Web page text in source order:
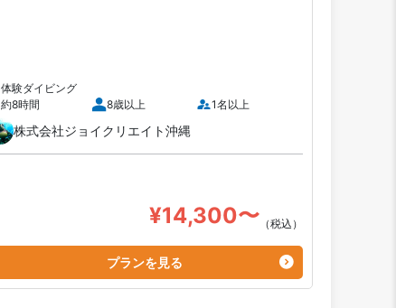
体験ダイビング
約8時間
8歳以上 1名以上
株式会社ジョイクリエイト沖縄
¥14,300〜 （税込）
プランを見る